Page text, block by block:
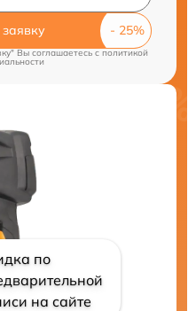
Вы соглашаетесь cполитикой
по
на сайте